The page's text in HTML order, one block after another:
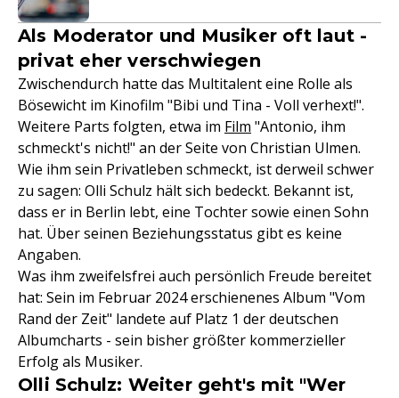
Als Moderator und Musiker oft laut -
privat eher verschwiegen
Zwischendurch hatte das Multitalent eine Rolle als
Bösewicht im Kinofilm "Bibi und Tina - Voll verhext!".
Weitere Parts folgten, etwa im Film "Antonio, ihm
schmeckt's nicht!" an der Seite von Christian Ulmen.
Wie ihm sein Privatleben schmeckt, ist derweil schwer
zu sagen: Olli Schulz hält sich bedeckt. Bekannt ist,
dass er in Berlin lebt, eine Tochter sowie einen Sohn
hat. Über seinen Beziehungsstatus gibt es keine
Angaben.
Was ihm zweifelsfrei auch persönlich Freude bereitet
hat: Sein im Februar 2024 erschienenes Album "Vom
Rand der Zeit" landete auf Platz 1 der deutschen
Albumcharts - sein bisher größter kommerzieller
Erfolg als Musiker.
Olli Schulz: Weiter geht's mit "Wer